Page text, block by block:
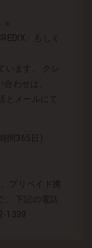
」もしく
います。 クレ
わせは、
とメールにて
間365日)
プリペイド携
下記の電話
1339